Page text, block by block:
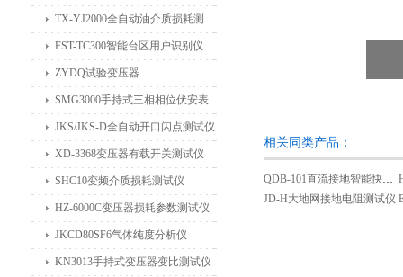
相关同类产品：
QDB-101直流接地智能快速查找仪
JD-H大地网接地电阻测试仪
TX-YJ2000全自动油介质损耗测试仪
FST-TC300智能台区用户识别仪
ZYDQ试验变压器
SMG3000手持式三相相位伏安表
JKS/JKS-D全自动开口闪点测试仪
XD-3368变压器有载开关测试仪
SHC10变频介质损耗测试仪
HZ-6000C变压器损耗参数测试仪
JKCD80SF6气体纯度分析仪
KN3013手持式变压器变比测试仪